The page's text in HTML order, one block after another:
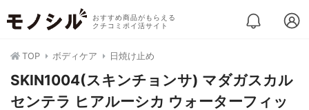
おすすめ商品がもらえる
クチコミポイ活サイト
TOP ボディケア 日焼け止め
SKIN1004(スキンチョンサ) マダガスカル
センテラ ヒアルーシカ ウォーターフィッ